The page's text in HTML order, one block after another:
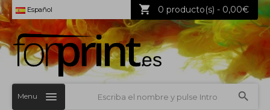
Español 0 producto(s) - 0,00€
Menu